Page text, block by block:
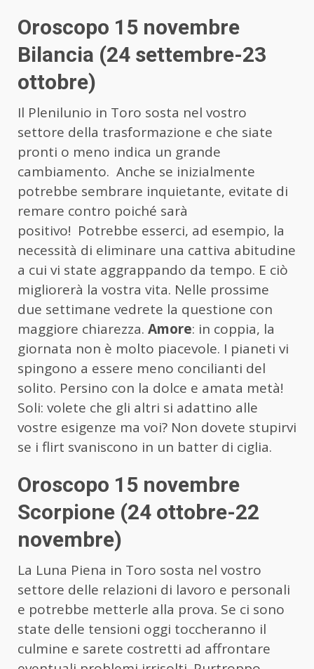
Oroscopo 15 novembre
Bilancia (24 settembre-23
ottobre)
Il Plenilunio in Toro sosta nel vostro
settore della trasformazione e che siate
pronti o meno indica un grande
cambiamento. Anche se inizialmente
potrebbe sembrare inquietante, evitate di
remare contro poiché sarà
positivo! Potrebbe esserci, ad esempio, la
necessità di eliminare una cattiva abitudine
a cui vi state aggrappando da tempo. E ciò
migliorerà la vostra vita. Nelle prossime
due settimane vedrete la questione con
maggiore chiarezza. Amore: in coppia, la
giornata non è molto piacevole. I pianeti vi
spingono a essere meno concilianti del
solito. Persino con la dolce e amata metà!
Soli: volete che gli altri si adattino alle
vostre esigenze ma voi? Non dovete stupirvi
se i flirt svaniscono in un batter di ciglia.
Oroscopo 15 novembre
Scorpione (24 ottobre-22
novembre)
La Luna Piena in Toro sosta nel vostro
settore delle relazioni di lavoro e personali
e potrebbe metterle alla prova. Se ci sono
state delle tensioni oggi toccheranno il
culmine e sarete costretti ad affrontare